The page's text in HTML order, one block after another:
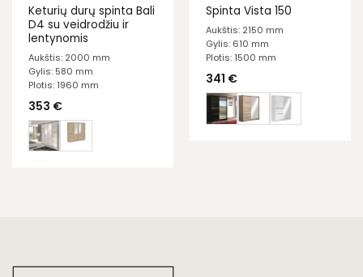
Keturių durų spinta Bali
D4 su veidrodžiu ir
lentynomis
Aukštis: 2000 mm
Gylis: 580 mm
Plotis: 1960 mm
353 €
Spinta Vista 150
Aukštis: 2150 mm
Gylis: 610 mm
Plotis: 1500 mm
341 €